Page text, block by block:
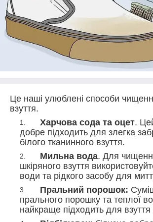
Це наші улюблені способи
взуття.
Харчова сода та оцет.
добре підходить для злегка
білого тканинного взуття.
Мильна вода. Для
шкіряного взуття
води та рідкого засобу для
Пральний порошок:
прального порошку та теплої
найкраще підходить для взуття